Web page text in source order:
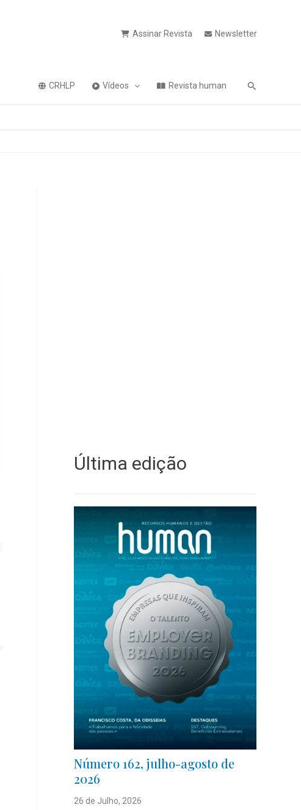
Assinar Revista Newsletter
CRHLP Vídeos Revista human Pesquisa
Última edição
Número 162, julho-agosto de
2026
26 de Julho, 2026